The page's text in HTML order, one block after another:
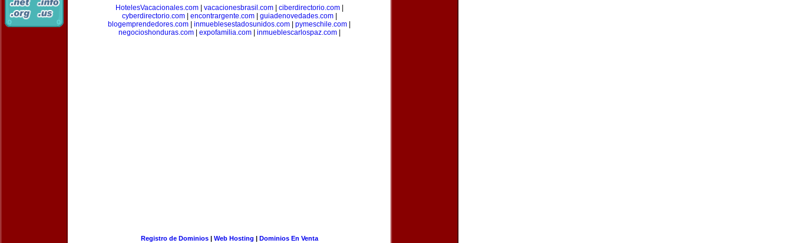
HotelesVacacionales.com| vacacionesbrasil.com| ciberdirectorio.com|
cyberdirectorio.com| encontrargente.com| guiadenovedades.com|
blogemprendedores.com
inmueblesestadosunidos.com pymeschile.com
negocioshonduras.com| expofamilia.com| inmueblescarlospaz.com|
Registro de Dominios| Web Hosting | Dominios En Venta